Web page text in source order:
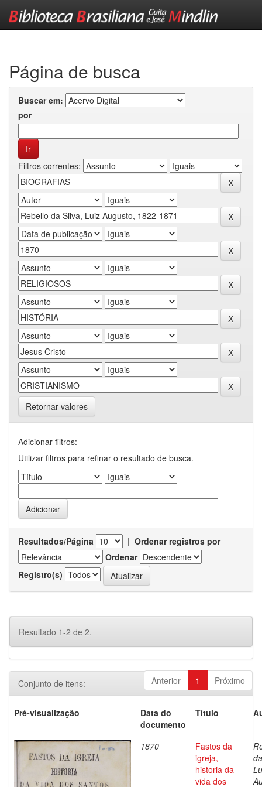
Página de busca
Buscar em:
por
Filtros correntes:
Retornar valores
Adicionar filtros:
Utilizar filtros para refinar o resultado de busca.
Resultados/Página | Ordenar registros por
Ordenar
Registro(s)
Resultado 1-2 de 2.
Anterior 1 Próximo
Conjunto de itens:
Pré-visualização
Data do
documento
Título
1870
Fastos da
igreja,
historia da
vida dos